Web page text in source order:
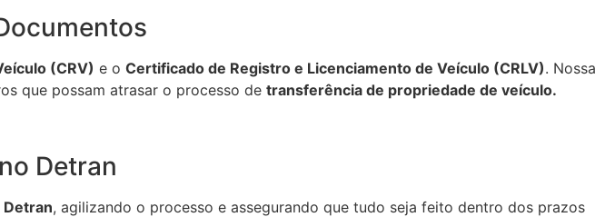
(CRV) e o Certificado de Registro e Licenciamento de Veículo (CRLV). Nossa
que possam atrasar o processo de transferência de propriedade de veículo.
Detran
, agilizando o processo e assegurando que tudo seja feito dentro dos prazos